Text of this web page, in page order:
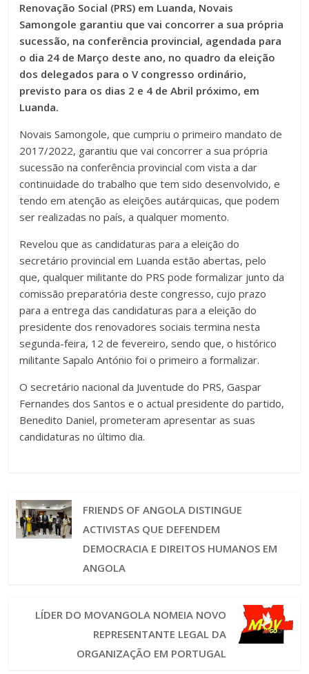
Renovação Social (PRS) em Luanda, Novais
Samongole garantiu que vai concorrer a sua própria
sucessão, na conferência provincial, agendada para
o dia 24 de Março deste ano, no quadro da eleição
dos delegados para o V congresso ordinário,
previsto para os dias 2 e 4 de Abril próximo, em
Luanda.
Novais Samongole, que cumpriu o primeiro mandato de
2017/2022, garantiu que vai concorrer a sua própria
sucessão na conferência provincial com vista a dar
continuidade do trabalho que tem sido desenvolvido, e
tendo em atenção as eleições autárquicas, que podem
ser realizadas no país, a qualquer momento.
Revelou que as candidaturas para a eleição do
secretário provincial em Luanda estão abertas, pelo
que, qualquer militante do PRS pode formalizar junto da
comissão preparatória deste congresso, cujo prazo
para a entrega das candidaturas para a eleição do
presidente dos renovadores sociais termina nesta
segunda-feira, 12 de fevereiro, sendo que, o histórico
militante Sapalo António foi o primeiro a formalizar.
O secretário nacional da Juventude do PRS, Gaspar
Fernandes dos Santos e o actual presidente do partido,
Benedito Daniel, prometeram apresentar as suas
candidaturas no último dia.
FRIENDS OF ANGOLA DISTINGUE
ACTIVISTAS QUE DEFENDEM
DEMOCRACIA E DIREITOS HUMANOS EM
ANGOLA
LÍDER DO MOVANGOLA NOMEIA NOVO
REPRESENTANTE LEGAL DA
ORGANIZAÇÃO EM PORTUGAL